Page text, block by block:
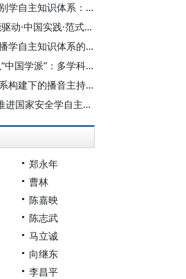
杨洁勉：中国区域国别学自主知识体系：本原、借鉴和建构
涂凌波 张译匀：智能驱动·中国实践·范式创新：“构建中国新闻传播学自主知识体系”专题研讨会综述
赵春华：中国时尚传播学自主知识体系的内在逻辑与实践路径
田香凝 丁靓琦：何以“中国学派”：多学科视野下中国特色新闻传播学建设的研究
姚喜双：自主知识体系构建下的播音主持高等专业教育研究
刘凯：以“四个统一”推进国家安全学自主知识体系构建
郑永年
曹林
陈嘉映
陈志武
马立诚
向继东
李昌平